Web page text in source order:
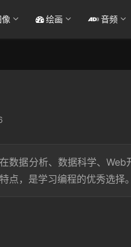
像 绘画 音频
数据分析、数据科学、
点，是学习编程的优秀选择。